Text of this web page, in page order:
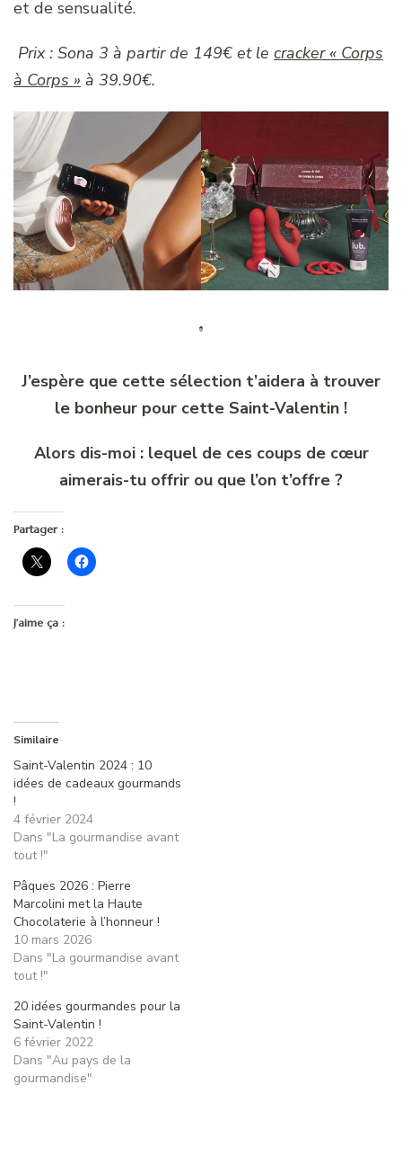
application, où que vous soyez l’un comme l’autre.
Et pour une surprise complète, tu peux opter
pour le cracker « Corps à Corps » de
Désir. A l’intérieur : 5 accessoires coquins dans un
format discret. De quoi pimenter tes soirées et
renforcer votre complicité avec une touche de fun
et de sensualité.
Prix : Sona 3 à partir de 149€ et lecracker « Corps
à Corps »à 39.90€.
J’espère que cette sélection t’aidera à trouver
J’aime ça :
Similaire
Saint-Valentin 2024 : 10
idées de cadeaux gourmands
4 février 2024
Dans "La gourmandise avant
tout !"
Pâques 2026 : Pierre